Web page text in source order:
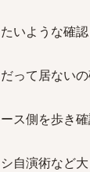
いような確
って居ない
ス側を歩き
自演術など